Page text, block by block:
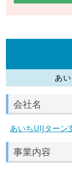
あ
会社名
あいちUIJターン
事業内容